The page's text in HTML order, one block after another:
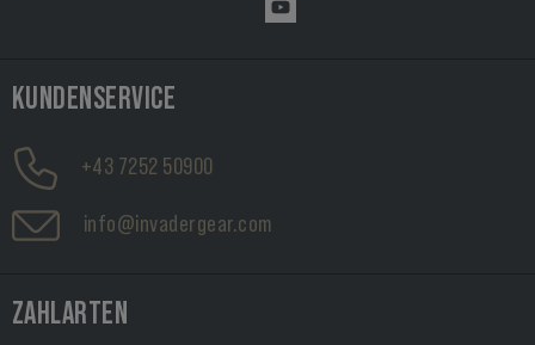
KUNDENSERVICE
+43 7252 50900
info@invadergear.com
ZAHLARTEN